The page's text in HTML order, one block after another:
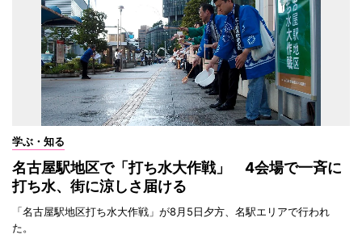
学ぶ・知る
名古屋駅地区で「打ち水大作戦」 4会場で一斉に
打ち水、街に涼しさ届ける
「名古屋駅地区打ち水大作戦」が8月5日夕方、名駅エリアで行われ
た。